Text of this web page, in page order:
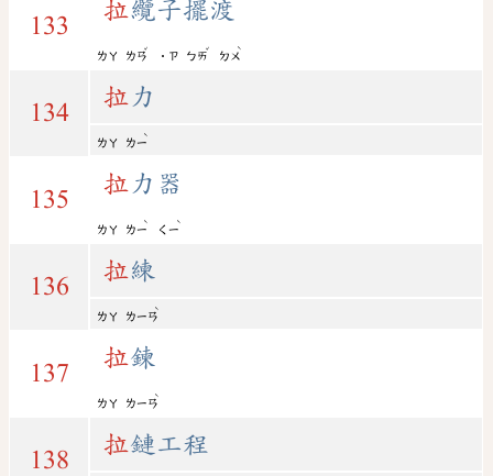
133
拉纜子擺渡
ㄌㄚ ㄌㄢ
ˇ
˙ㄗ ㄅㄞ
ˇ
ㄉㄨ
ˋ
134
拉 力
ㄌㄚ ㄌㄧ
ˋ
135
拉 力器
ㄌㄚ ㄌㄧ
ˋ
ㄑㄧ
ˋ
136
拉練
ㄌㄚ ㄌㄧㄢ
ˋ
137
拉鍊
ㄌㄚ ㄌㄧㄢ
ˋ
138
拉鏈工程